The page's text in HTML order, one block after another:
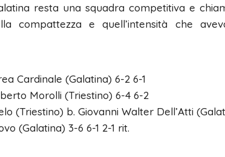
resta una squadra competitiva e
compattezza e quell’intensità che
Cardinale (Galatina) 6-2 6-1
Morolli (Triestino) 6-4 6-2
(Triestino) b. Giovanni Walter Dell’Atti
(Galatina) 3-6 6-1 2-1 rit.